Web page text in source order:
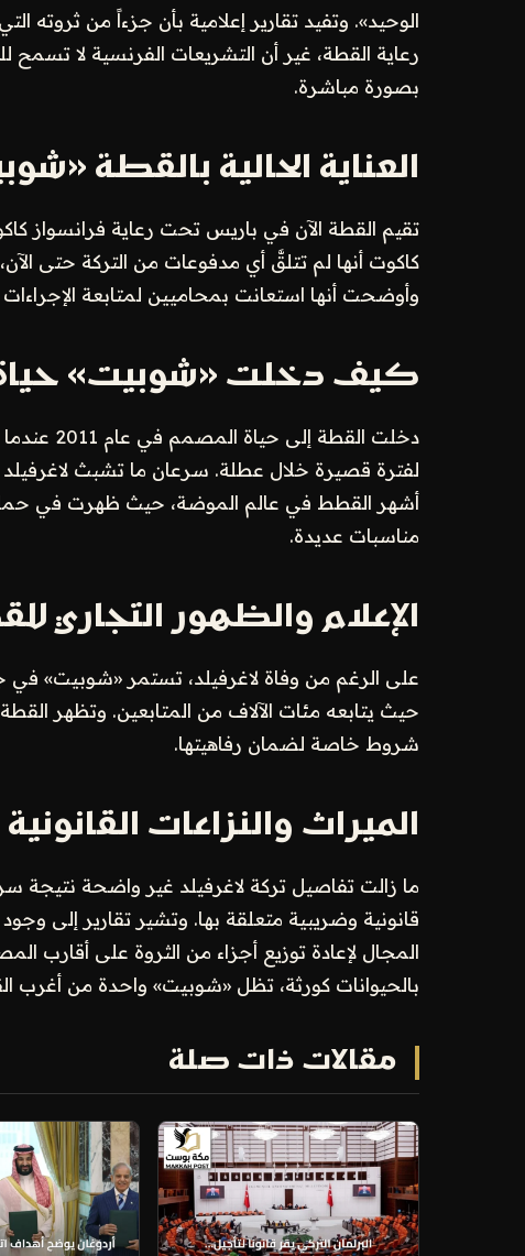
الوحيد». وتفيد تقارير إعلامية بأن جزءاً من ثروته
رعاية القطة، غير أن التشريعات الفرنسية لا تسمح
بصورة مباشرة.
العناية الحالية بالقطة
تقيم القطة الآن في باريس تحت رعاية فرانسواز
كاكوت أنها لم تتلقَّ أي مدفوعات من التركة حتى
وأوضحت أنها استعانت بمحاميين لمتابعة الإجراءات
كيف دخلت «شوبيت» حياة
دخلت
لفترة قصيرة خلال عطلة. سرعان ما تشبث لاغرفيلد
أشهر القطط في عالم الموضة، حيث ظهرت في
مناسبات عديدة.
الإعلام والظهور التجاري
على الرغم من وفاة لاغرفيلد، تستمر «شوبيت» في
حيث يتابعه مئات الآلاف من المتابعين. وتظهر
شروط خاصة لضمان رفاهيتها.
الميراث والنزاعات القانونية
ما زالت تفاصيل تركة لاغرفيلد غير واضحة نتيجة
قانونية وضريبية متعلقة بها. وتشير تقارير إلى
المجال لإعادة توزيع أجزاء من الثروة على أقارب
بالحيوانات كورثة، تظل «شوبيت» واحدة من أغرب
مقالات ذات صلة